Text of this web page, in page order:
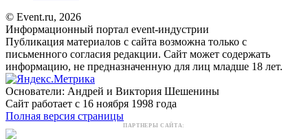
© Event.ru, 2026
Информационный портал event-индустрии
Публикация материалов с сайта возможна только с
письменного согласия редакции. Сайт может содержать
информацию, не предназначенную для лиц младше 18 лет.
Основатели: Андрей и Виктория Шешенины
Сайт работает с 16 ноября 1998 года
Полная версия страницы
ПАРТНЕРЫ САЙТА: